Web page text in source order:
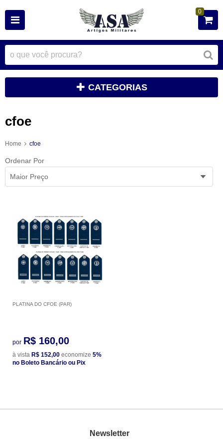
0
CATEGORIAS
cfoe
Home cfoe
Ordenar Por
Maior Preço
PLATINA DO CFOE (PAR)
por R$ 160,00
à vista R$ 152,00 economize 5%
no Boleto Bancário ou Pix
Newsletter